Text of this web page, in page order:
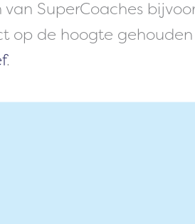
van SuperCoaches
op de hoogte
.